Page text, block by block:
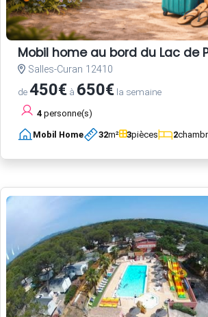
Mobil home au bord du Lac de
Salles-Curan 12410
de450€ à 650€ la semaine
4 personne(s)
Mobil Home 32m² 3pièces 2